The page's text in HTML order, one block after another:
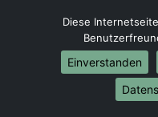
Umzug von
Umzüge-
Umzug von
Umzug von
Diese
Einverstanden